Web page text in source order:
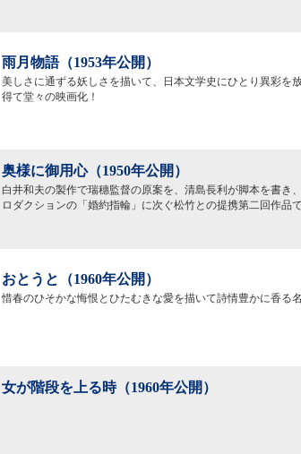
雨月物語（1953年公開）
美しさに通ずる妖しさを描いて、日本文学史にひとり異彩を
得て堂々の映画化！
奥様に御用心（1950年公開）
白井和夫の製作で瑞穗監督の原案を、清島長利が脚本を書き
ロダクションの「婚約指輪」に次ぐ松竹との提携第二回作品
おとうと（1960年公開）
惜春のひそかな悔恨とひたむきな愛を描いて詩情豊かに香る名
女が階段を上る時（1960年公開）